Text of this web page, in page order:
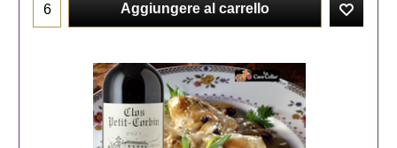
Aggiungere al carrello